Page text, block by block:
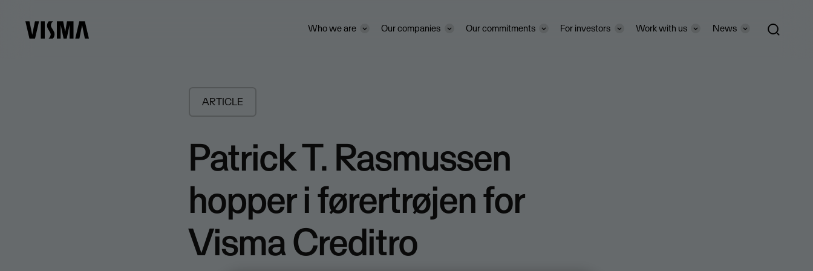
Who we are Our companies Our commitments For investors Work with us News
ARTICLE
Patrick T. Rasmussen
hopper i førertrøjen for
Visma Creditro